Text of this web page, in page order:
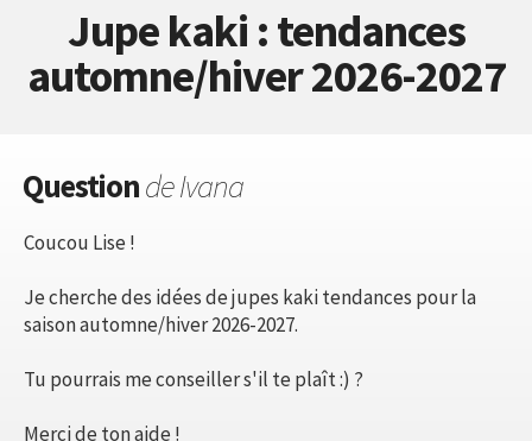
Jupe kaki : tendances
automne/hiver 2026-2027
Questionde Ivana
Coucou Lise !
Je cherche des idées de jupes kaki tendances pour la
saison automne/hiver 2026-2027.
Tu pourrais me conseiller s'il te plaît :) ?
Merci de ton aide !